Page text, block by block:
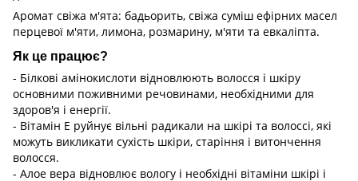
Аромат свіжа м'ята: бадьорить, свіжа суміш ефірних масел
перцевої м'яти, лимона, розмарину, м'яти та евкаліпта.
Як це працює?
- Білкові амінокислоти відновлюють волосся і шкіру
основними поживними речовинами, необхідними для
здоров'я і енергії.
- Вітамін Е руйнує вільні радикали на шкірі та волоссі, які
можуть викликати сухість шкіри, старіння і витончення
волосся.
- Алое вера відновлює вологу і необхідні вітаміни шкірі і